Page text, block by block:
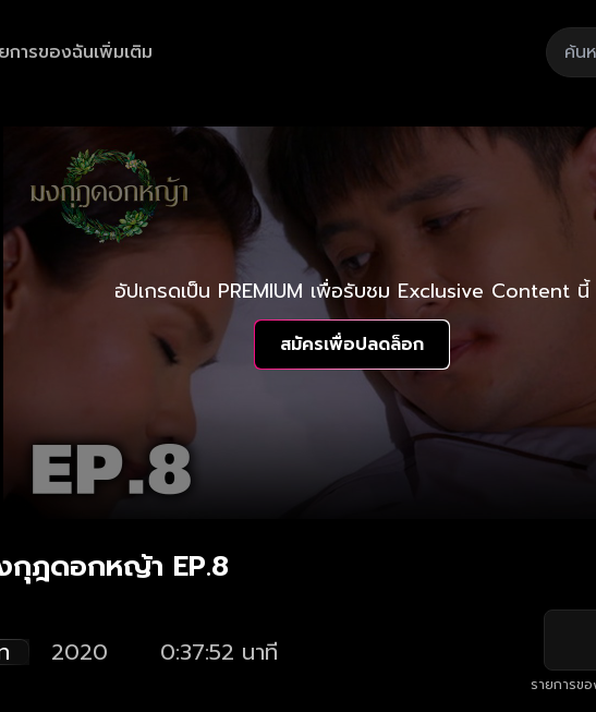
การของฉันเพิ่มเติม
อัปเกรดเป็น PREMIUM เพื่อรับชม Exclusive Content นี้
สมัครเพื่อปลดล็อก
กุฎดอกหญ้า EP.8
2020 0:37:52 นาที
รายการข